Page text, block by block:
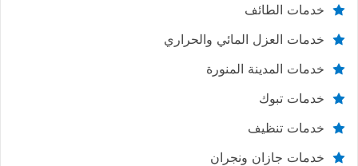
خدمات الطائف
خدمات العزل المائي والحراري
خدمات المدينة المنورة
خدمات تبوك
خدمات تنظيف
خدمات جازان ونجران